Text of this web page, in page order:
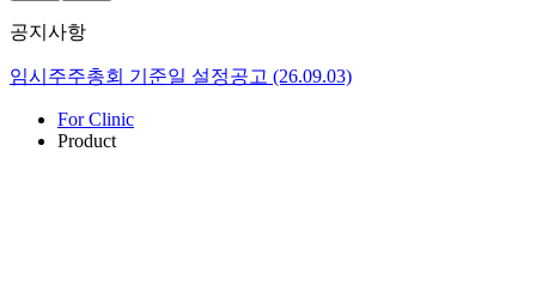
공지사항
임시주주총회 기준일 설정공고 (26.09.03)
For Clinic
Product